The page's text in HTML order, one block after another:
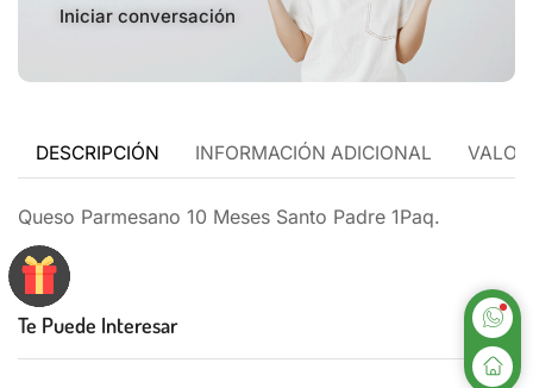
Iniciar conversación
DESCRIPCIÓN INFORMACIÓN ADICIONAL
Queso Parmesano 10 Meses Santo Padre 1Paq.
Te Puede Interesar